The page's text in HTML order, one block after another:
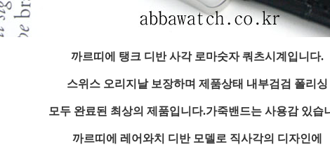
까르띠에 탱크 디반 사각 로마숫자 쿼츠시계입니다.
스위스 오리지날 보장하며 제품상태 내부검검 폴리싱
모두 완료된 최상의 제품입니다.가죽밴드는 사용감 있습
까르띠에 레어와치 디반 모델로 직사각의 디자인에